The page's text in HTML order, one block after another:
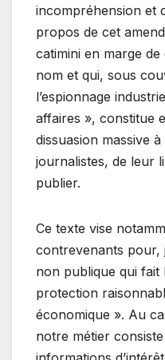
incompréhension et
propos de cet
catimini en marge
nom et qui, sous
l’espionnage
affaires », constitue
dissuasion massive
journalistes, de leur
publier.
Ce texte vise
contrevenants pour,
non publique qui fait
protection
économique ». Au
notre métier